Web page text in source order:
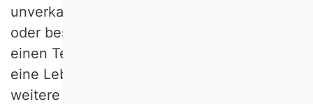
unverkauftes Brot „thermisch verwertet“
oder besser zu Bier verarbeitet und damit
einen Teil des Braumalzes ersetzt, erfordert
eine Lebenszyklusbetrachtung – und viele
weitere Fragen bleiben noch offen.